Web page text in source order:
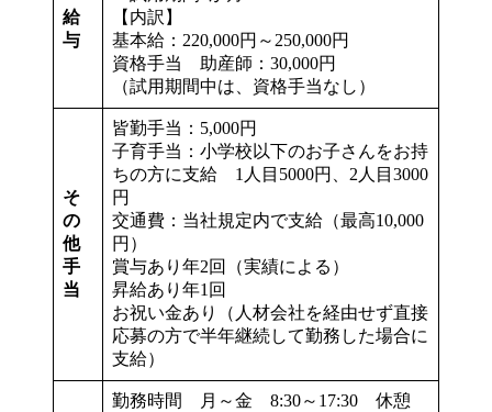
給
与
【内訳】
基本給：220,000円～250,000円
資格手当 助産師：30,000円
（試用期間中は、資格手当なし）
そ
の
他
手
当
皆勤手当：5,000円
子育手当：小学校以下のお子さんをお持
ちの方に支給 1人目5000円、2人目3000
円
交通費：当社規定内で支給（最高10,000
円）
賞与あり年2回（実績による）
昇給あり年1回
お祝い金あり（人材会社を経由せず直接
応募の方で半年継続して勤務した場合に
支給）
勤務時間 月～金 8:30～17:30 休憩